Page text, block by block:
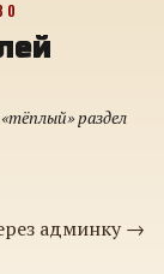
раздел
админку →